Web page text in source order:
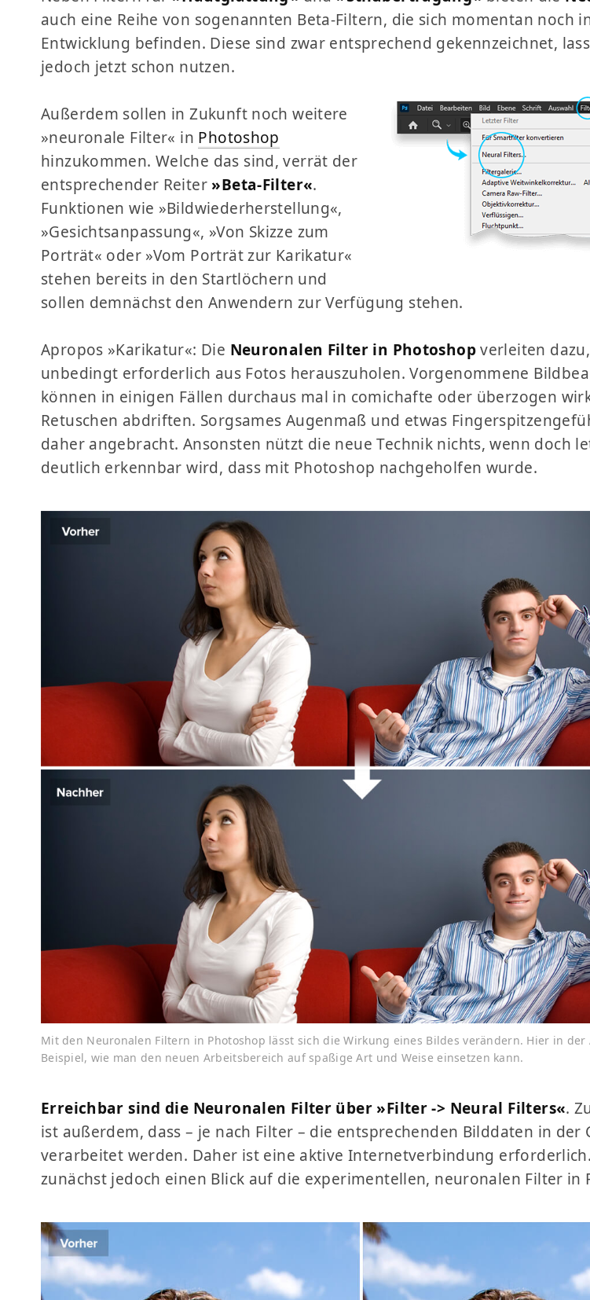
auch eine Reihe von sogenannten Beta-Filtern, die sich momentan noch
Entwicklung befinden. Diese sind zwar entsprechend gekennzeichnet,
jedoch jetzt schon nutzen.
Außerdem sollen in Zukunft noch weitere
»neuronale Filter« in Photoshop
hinzukommen. Welche das sind, verrät der
entsprechender Reiter »Beta-Filter«.
Funktionen wie »Bildwiederherstellung«,
»Gesichtsanpassung«, »Von Skizze zum
Porträt« oder »Vom Porträt zur Karikatur«
stehen bereits in den Startlöchern und
sollen demnächst den Anwendern zur Verfügung stehen.
Apropos »Karikatur«: Die Neuronalen Filter in Photoshopverleiten
unbedingt erforderlich aus Fotos herauszuholen. Vorgenommene
können in einigen Fällen durchaus mal in comichafte oder überzogen
Retuschen abdriften. Sorgsames Augenmaß und etwas
daher angebracht. Ansonsten nützt die neue Technik nichts, wenn doch
deutlich erkennbar wird, dass mit Photoshop nachgeholfen wurde.
Mit den Neuronalen Filtern in Photoshop lässt sich die Wirkung eines Bildes verändern. Hier in
Beispiel, wie man den neuen Arbeitsbereich auf spaßige Art und Weise einsetzen kann.
Erreichbar sind die Neuronalen Filter über »Filter -> Neural Filters«.
ist außerdem, dass – je nach Filter – die entsprechenden Bilddaten in der
verarbeitet werden. Daher ist eine aktive Internetverbindung
zunächst jedoch einen Blick auf die experimentellen, neuronalen Filter in